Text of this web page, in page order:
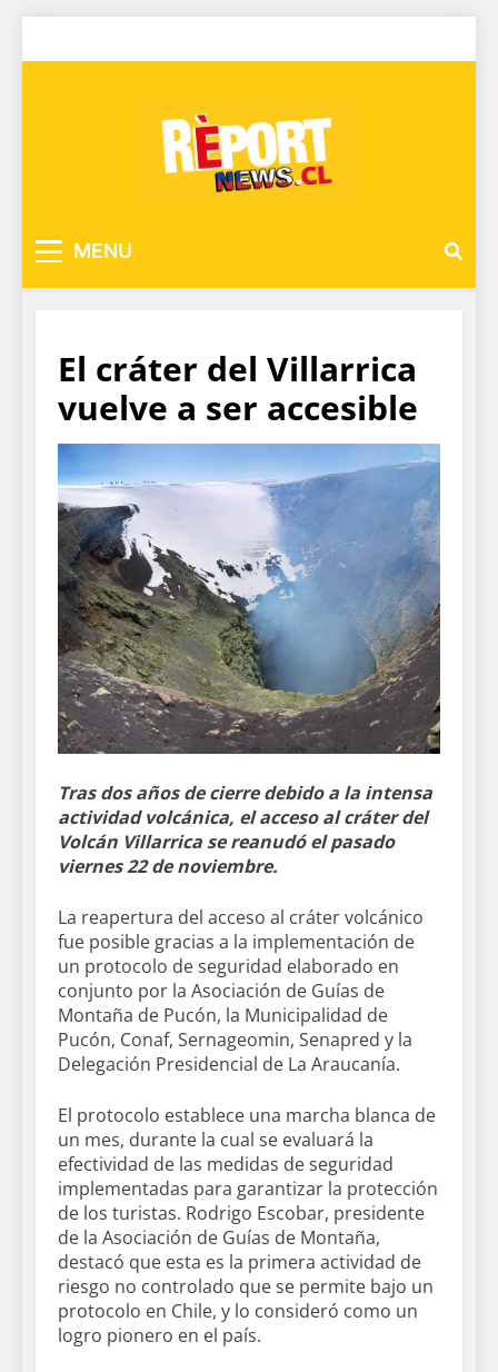
MENU
El cráter del Villarrica
vuelve a ser accesible
Tras dos años de cierre debido a la intensa
actividad volcánica, el acceso al cráter del
Volcán Villarrica se reanudó el pasado
viernes 22 de noviembre.
La reapertura del acceso al cráter volcánico
fue posible gracias a la implementación de
un protocolo de seguridad elaborado en
conjunto por la Asociación de Guías de
Montaña de Pucón, la Municipalidad de
Pucón, Conaf, Sernageomin, Senapred y la
Delegación Presidencial de La Araucanía.
El protocolo establece una marcha blanca de
un mes, durante la cual se evaluará la
efectividad de las medidas de seguridad
implementadas para garantizar la protección
de los turistas. Rodrigo Escobar, presidente
de la Asociación de Guías de Montaña,
destacó que esta es la primera actividad de
riesgo no controlado que se permite bajo un
protocolo en Chile, y lo consideró como un
logro pionero en el país.